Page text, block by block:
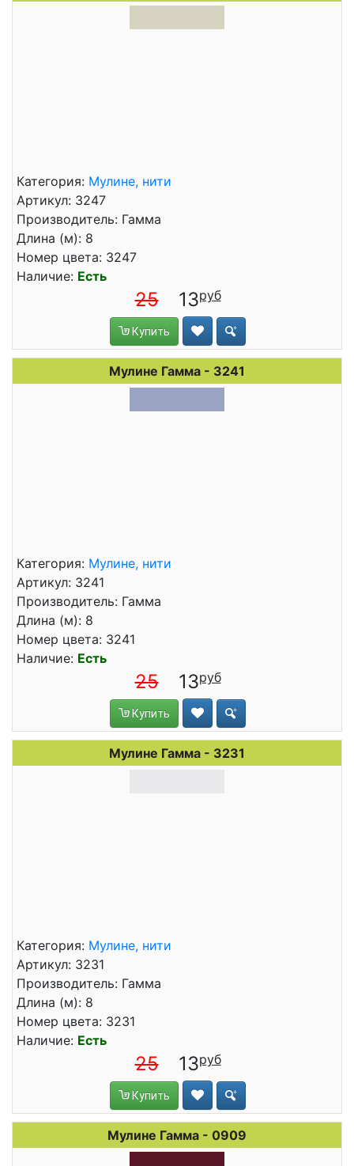
Категория: Мулине, нити
Артикул: 3247
Производитель: Гамма
Длина (м): 8
Номер цвета: 3247
Наличие: Есть
25 13
Купить
Мулине Гамма - 3241
Категория: Мулине, нити
Артикул: 3241
Производитель: Гамма
Длина (м): 8
Номер цвета: 3241
Наличие: Есть
25 13
Купить
Мулине Гамма - 3231
Категория: Мулине, нити
Артикул: 3231
Производитель: Гамма
Длина (м): 8
Номер цвета: 3231
Наличие: Есть
25 13
Купить
Мулине Гамма - 0909